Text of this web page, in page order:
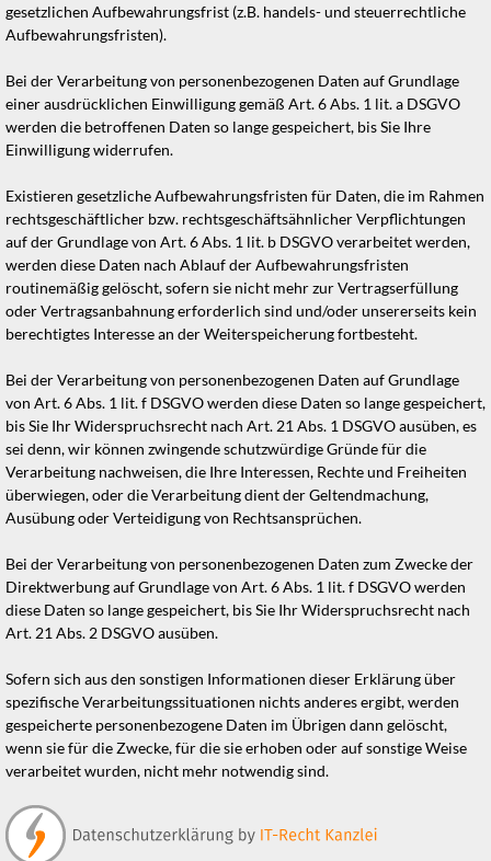
gesetzlichen Aufbewahrungsfrist (z.B. handels- und steuerrechtliche
Aufbewahrungsfristen).
Bei der Verarbeitung von personenbezogenen Daten auf Grundlage
einer ausdrücklichen Einwilligung gemäß Art. 6 Abs. 1 lit. a DSGVO
werden die betroffenen Daten so lange gespeichert, bis Sie Ihre
Einwilligung widerrufen.
Existieren gesetzliche Aufbewahrungsfristen für Daten, die im Rahmen
rechtsgeschäftlicher bzw. rechtsgeschäftsähnlicher Verpflichtungen
auf der Grundlage von Art. 6 Abs. 1 lit. b DSGVO verarbeitet werden,
werden diese Daten nach Ablauf der Aufbewahrungsfristen
routinemäßig gelöscht, sofern sie nicht mehr zur Vertragserfüllung
oder Vertragsanbahnung erforderlich sind und/oder unsererseits kein
berechtigtes Interesse an der Weiterspeicherung fortbesteht.
Bei der Verarbeitung von personenbezogenen Daten auf Grundlage
von Art. 6 Abs. 1 lit. f DSGVO werden diese Daten so lange gespeichert,
bis Sie Ihr Widerspruchsrecht nach Art. 21 Abs. 1 DSGVO ausüben, es
sei denn, wir können zwingende schutzwürdige Gründe für die
Verarbeitung nachweisen, die Ihre Interessen, Rechte und Freiheiten
überwiegen, oder die Verarbeitung dient der Geltendmachung,
Ausübung oder Verteidigung von Rechtsansprüchen.
Bei der Verarbeitung von personenbezogenen Daten zum Zwecke der
Direktwerbung auf Grundlage von Art. 6 Abs. 1 lit. f DSGVO werden
diese Daten so lange gespeichert, bis Sie Ihr Widerspruchsrecht nach
Art. 21 Abs. 2 DSGVO ausüben.
Sofern sich aus den sonstigen Informationen dieser Erklärung über
spezifische Verarbeitungssituationen nichts anderes ergibt, werden
gespeicherte personenbezogene Daten im Übrigen dann gelöscht,
wenn sie für die Zwecke, für die sie erhoben oder auf sonstige Weise
verarbeitet wurden, nicht mehr notwendig sind.